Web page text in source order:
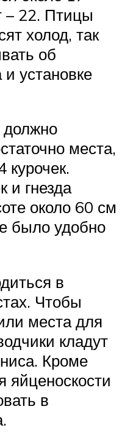
– 22. Птицы
холод, так
об
установке
места,
курочек.
и гнезда
около 60 см
было удобно
в
Чтобы
места для
кладут
Кроме
яйценоскости
в